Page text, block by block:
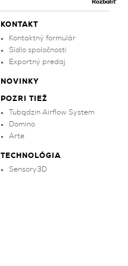
KONTAKT
Kontaktný formulár
Sídlo spoločnosti
Exportný predaj
NOVINKY
POZRI TIEŽ
Tubądzin Airflow System
Domino
Arte
TECHNOLÓGIA
Sensory3D
Rozbaliť